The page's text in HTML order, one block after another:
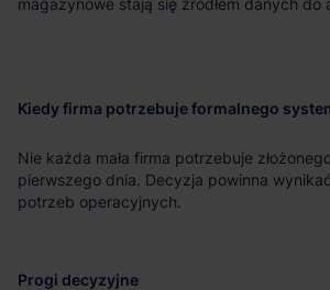
Kiedy firma potrzebuje formalnego
Nie każda mała firma potrzebuje
pierwszego dnia. Decyzja powinna
potrzeb operacyjnych.
Progi decyzyjne